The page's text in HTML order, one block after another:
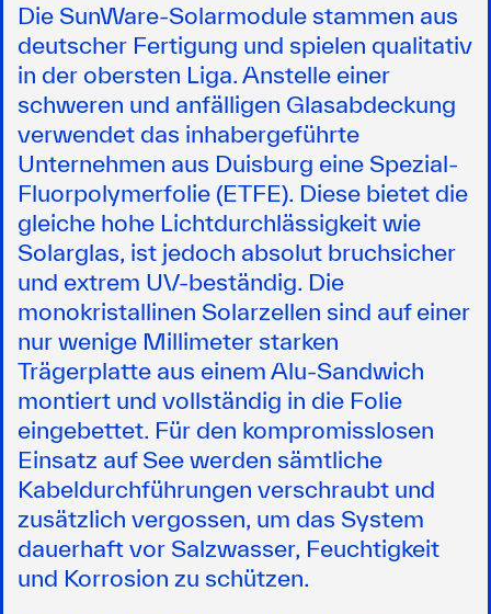
Die SunWare-Solarmodule stammen aus
deutscher Fertigung und spielen qualitativ
in der obersten Liga. Anstelle einer
schweren und anfälligen Glasabdeckung
verwendet das inhabergeführte
Unternehmen aus Duisburg eine Spezial-
Fluorpolymerfolie (ETFE). Diese bietet die
gleiche hohe Lichtdurchlässigkeit wie
Solarglas, ist jedoch absolut bruchsicher
und extrem UV-beständig. Die
monokristallinen Solarzellen sind auf einer
nur wenige Millimeter starken
Trägerplatte aus einem Alu-Sandwich
montiert und vollständig in die Folie
eingebettet. Für den kompromisslosen
Einsatz auf See werden sämtliche
Kabeldurchführungen verschraubt und
zusätzlich vergossen, um das System
dauerhaft vor Salzwasser, Feuchtigkeit
und Korrosion zu schützen.